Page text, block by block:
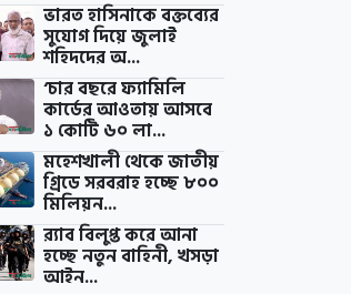
ভারত হাসিনাকে বক্তব্যের
সুযোগ দিয়ে জুলাই
শহিদদের অ...
‘চার বছরে ফ্যামিলি
কার্ডের আওতায় আসবে
১ কোটি ৬০ লা...
মহেশখালী থেকে জাতীয়
গ্রিডে সরবরাহ হচ্ছে ৮০০
মিলিয়ন...
র‍্যাব বিলুপ্ত করে আনা
হচ্ছে নতুন বাহিনী, খসড়া
আইন...